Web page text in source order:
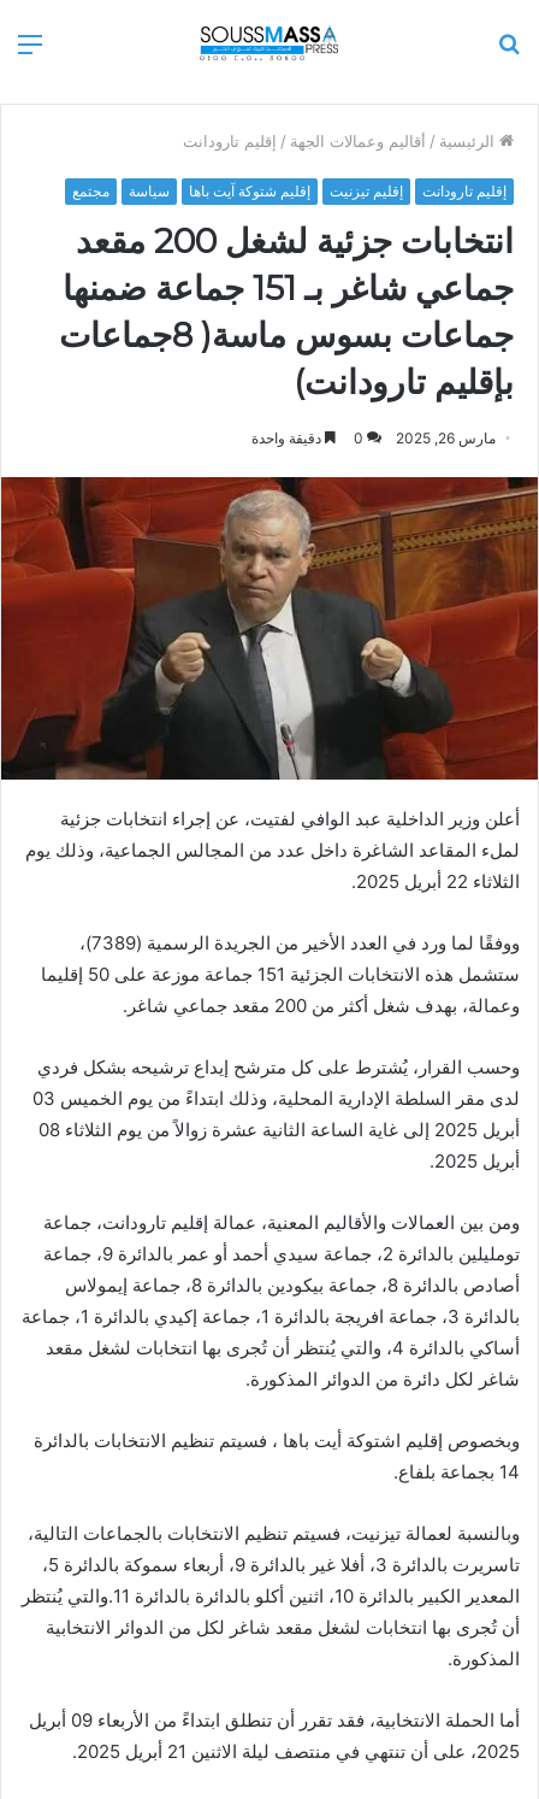
الرئيسية / أقاليم وعمالات الجهة / إقليم تارودانت
إقليم تارودانت إقليم تيزنيت إقليم شتوكة آيت باها سياسة مجتمع
انتخابات جزئية لشغل 200 مقعد
جماعي شاغر بـ 151 جماعة ضمنها
جماعات بسوس ماسة( 8جماعات
بإقليم تارودانت)
مارس 26, 2025 0 دقيقة واحدة
أعلن وزير الداخلية عبد الوافي لفتيت، عن إجراء انتخابات جزئية
لملء المقاعد الشاغرة داخل عدد من المجالس الجماعية، وذلك يوم
الثلاثاء 22 أبريل 2025.
ووفقًا لما ورد في العدد الأخير من الجريدة الرسمية (7389)،
ستشمل هذه الانتخابات الجزئية 151 جماعة موزعة على 50 إقليما
وعمالة، بهدف شغل أكثر من 200 مقعد جماعي شاغر.
وحسب القرار، يُشترط على كل مترشح إيداع ترشيحه بشكل فردي
لدى مقر السلطة الإدارية المحلية، وذلك ابتداءً من يوم الخميس 03
أبريل 2025 إلى غاية الساعة الثانية عشرة زوالاً من يوم الثلاثاء 08
أبريل 2025.
ومن بين العمالات والأقاليم المعنية، عمالة إقليم تارودانت، جماعة
تومليلين بالدائرة 2، جماعة سيدي أحمد أو عمر بالدائرة 9، جماعة
أصادص بالدائرة 8، جماعة بيكودين بالدائرة 8، جماعة إيمولاس
بالدائرة 3، جماعة افريجة بالدائرة 1، جماعة إكيدي بالدائرة 1، جماعة
أساكي بالدائرة 4، والتي يُنتظر أن تُجرى بها انتخابات لشغل مقعد
شاغر لكل دائرة من الدوائر المذكورة.
وبخصوص إقليم اشتوكة أيت باها ، فسيتم تنظيم الانتخابات بالدائرة
14 بجماعة بلفاع.
وبالنسبة لعمالة تيزنيت، فسيتم تنظيم الانتخابات بالجماعات التالية،
تاسريرت بالدائرة 3، أفلا غير بالدائرة 9، أربعاء سموكة بالدائرة 5،
المعدير الكبير بالدائرة 10، اثنين أكلو بالدائرة بالدائرة 11.والتي يُنتظر
أن تُجرى بها انتخابات لشغل مقعد شاغر لكل من الدوائر الانتخابية
المذكورة.
أما الحملة الانتخابية، فقد تقرر أن تنطلق ابتداءً من الأربعاء 09 أبريل
2025، على أن تنتهي في منتصف ليلة الاثنين 21 أبريل 2025.